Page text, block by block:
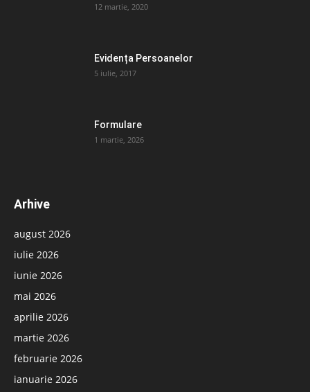
12 martie, 2020
Evidența Persoanelor
5 iulie, 2017
Formulare
1 martie, 2026
Arhive
august 2026
iulie 2026
iunie 2026
mai 2026
aprilie 2026
martie 2026
februarie 2026
ianuarie 2026